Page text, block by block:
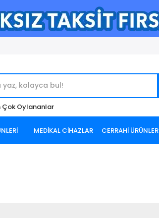
Çok Oylananlar
MEDİKAL CİHAZLAR CERRAHİ ÜRÜNLER